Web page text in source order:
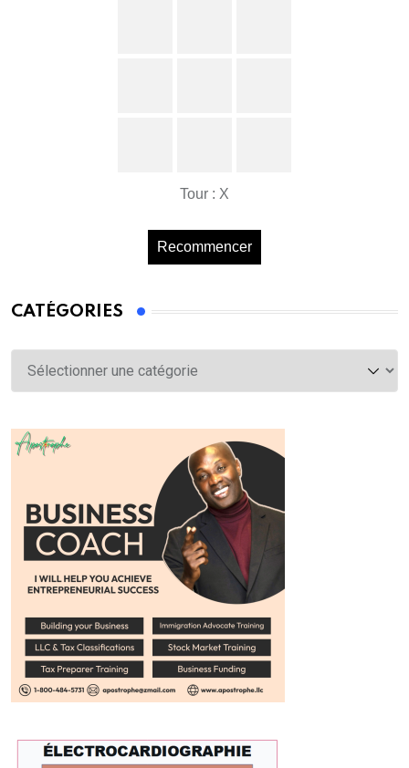
Tour : X
Recommencer
CATÉGORIES
Catégories